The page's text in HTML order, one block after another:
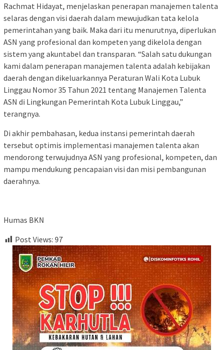
Rachmat Hidayat, menjelaskan penerapan manajemen talenta
selaras dengan visi daerah dalam mewujudkan tata kelola
pemerintahan yang baik. Maka dari itu menurutnya, diperlukan
ASN yang profesional dan kompeten yang dikelola dengan
sistem yang akuntabel dan transparan. “Salah satu dukungan
kami dalam penerapan manajemen talenta adalah kebijakan
daerah dengan dikeluarkannya Peraturan Wali Kota Lubuk
Linggau Nomor 35 Tahun 2021 tentang Manajemen Talenta
ASN di Lingkungan Pemerintah Kota Lubuk Linggau,”
terangnya.
Di akhir pembahasan, kedua instansi pemerintah daerah
tersebut optimis implementasi manajemen talenta akan
mendorong terwujudnya ASN yang profesional, kompeten, dan
mampu mendukung pencapaian visi dan misi pembangunan
daerahnya.
Humas BKN
Post Views: 97